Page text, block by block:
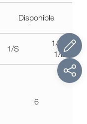
Disponible
1/S
1/S -
1/D
6